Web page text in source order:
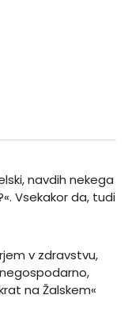
navdih nekega
Vsekakor da, tudi
v zdravstvu,
na Žalskem«